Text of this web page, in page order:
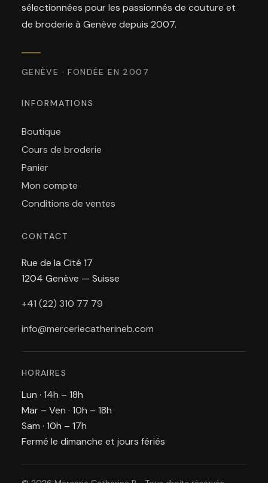
sélectionnées pour les passionnés de couture et
de broderie à Genève depuis 2007.
GENÈVE · FONDÉE EN 2007
INFORMATIONS
Boutique
Cours de broderie
Panier
Mon compte
Conditions de ventes
CONTACT
Rue de la Cité 17
1204 Genève — Suisse
+41 (22) 310 77 79
info@merceriecatherineb.com
HORAIRES
Lun · 14h – 18h
Mar – Ven · 10h – 18h
Sam · 10h – 17h
Fermé le dimanche et jours fériés